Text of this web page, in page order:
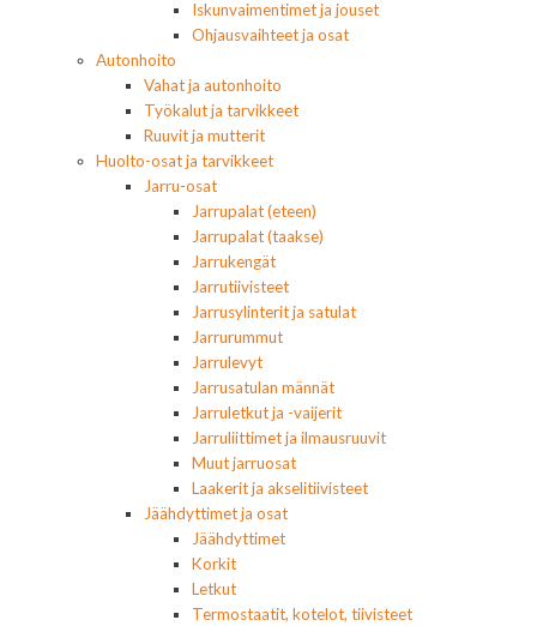
Iskunvaimentimet ja jouset
Ohjausvaihteet ja osat
Autonhoito
Vahat ja autonhoito
Työkalut ja tarvikkeet
Ruuvit ja mutterit
Huolto-osat ja tarvikkeet
Jarru-osat
Jarrupalat (eteen)
Jarrupalat (taakse)
Jarrukengät
Jarrutiivisteet
Jarrusylinterit ja satulat
Jarrurummut
Jarrulevyt
Jarrusatulan männät
Jarruletkut ja -vaijerit
Jarruliittimet ja ilmausruuvit
Muut jarruosat
Laakerit ja akselitiivisteet
Jäähdyttimet ja osat
Jäähdyttimet
Korkit
Letkut
Termostaatit, kotelot, tiivisteet